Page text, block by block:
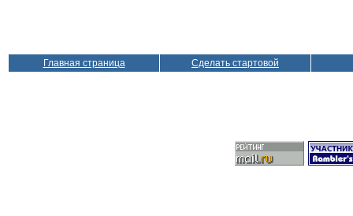
Главная страница Сделать стартовой